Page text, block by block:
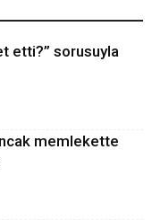
etti?” sorusuyla
memlekette